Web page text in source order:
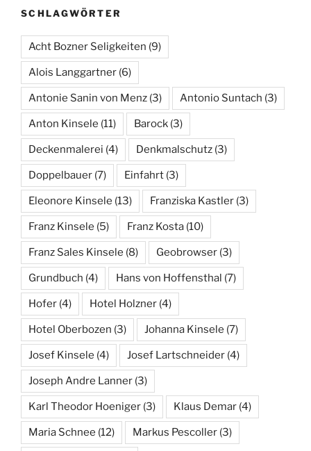
SCHLAGWÖRTER
Acht Bozner Seligkeiten (9)
Alois Langgartner (6)
Antonie Sanin von Menz (3) Antonio Suntach (3)
Anton Kinsele (11) Barock (3)
Deckenmalerei (4) Denkmalschutz (3)
Doppelbauer (7) Einfahrt (3)
Eleonore Kinsele (13) Franziska Kastler (3)
Franz Kinsele (5) Franz Kosta (10)
Franz Sales Kinsele (8) Geobrowser (3)
Grundbuch (4) Hans von Hoffensthal (7)
Hofer (4) Hotel Holzner (4)
Hotel Oberbozen (3) Johanna Kinsele (7)
Josef Kinsele (4) Josef Lartschneider (4)
Joseph Andre Lanner (3)
Karl Theodor Hoeniger (3) Klaus Demar (4)
Maria Schnee (12) Markus Pescoller (3)